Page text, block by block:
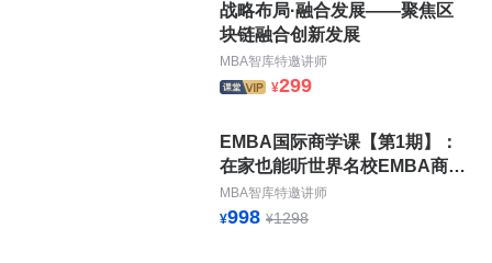
歐式期權定價公式。
最近，金融經濟學家比較喜歡使用折現因數法或者廣義
矩法(GMM)研究資產定價的實證問題。研究表明，這些方法
與測量導致資產定價的總因素的根源，或巨集觀經濟風險。
的中心問題。對於充滿好奇的研究者來
說，這是一個令人興奮的時代，許多實證性的工作提供了在
战略布局·融合发展——聚焦区
块链融合创新发展
MBA智库特邀讲师
¥299
EMBA国际商学课【第1期】：
在家也能听世界名校EMBA商学
课
MBA智库特邀讲师
¥998 ¥1298